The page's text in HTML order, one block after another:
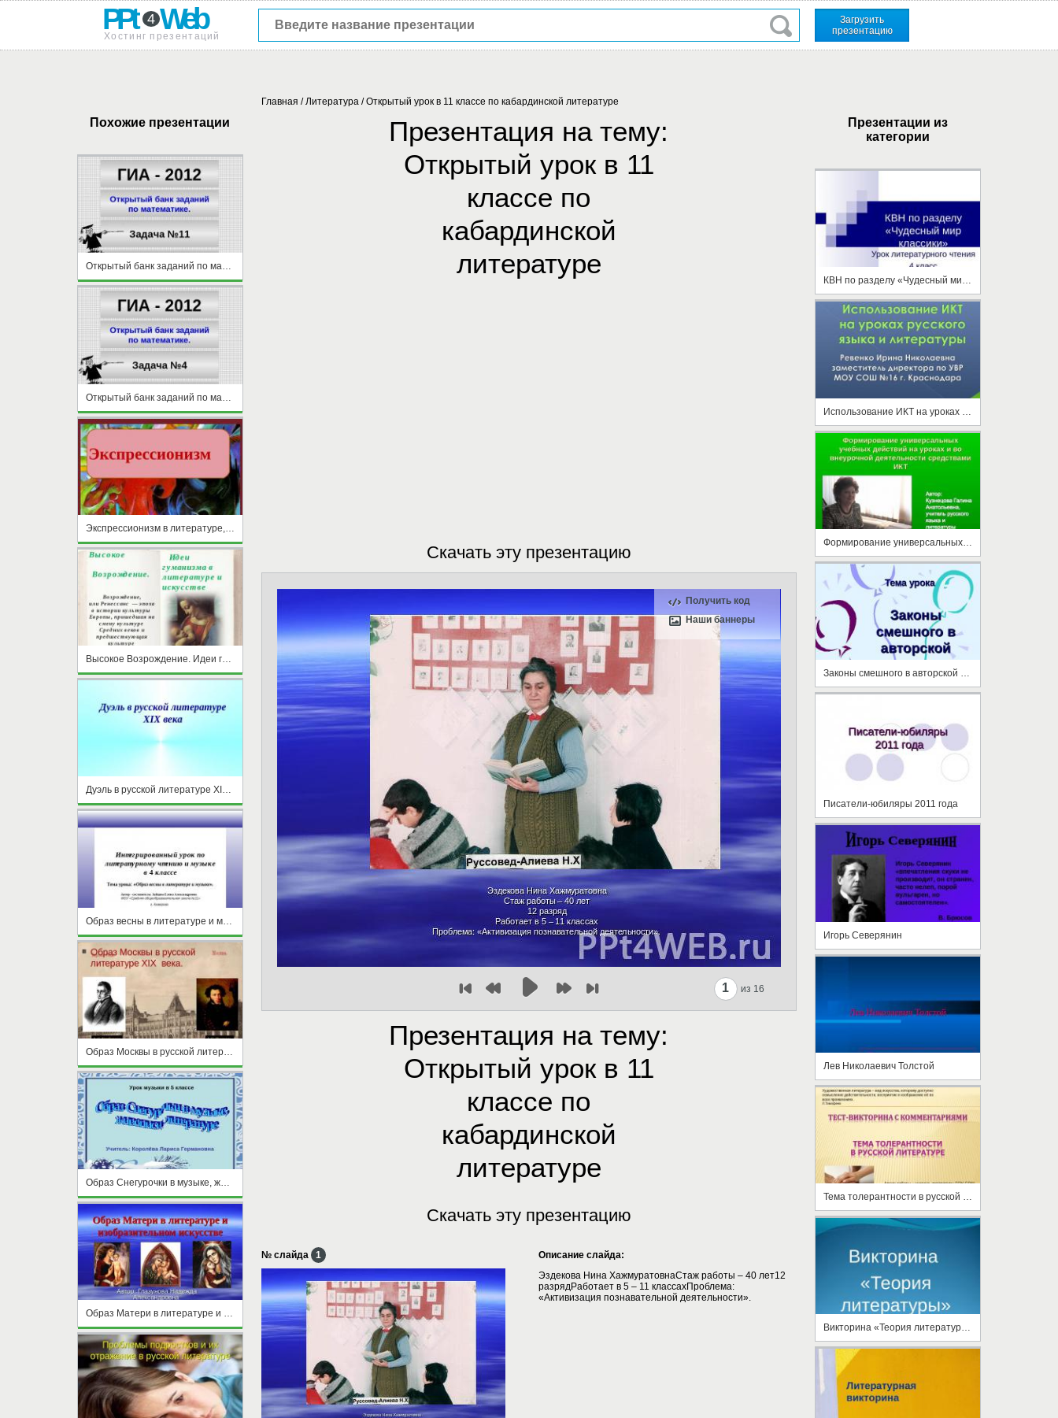
PPt 4 Web
Хостинг презентаций
Загрузить
презентацию
Похожие презентации
Открытый банк заданий по математике Задача №11
Высокое Возрождение. Идеи гуманизма в литературе и искусстве
Дуэль в русской литературе XIX века
Образ Москвы в русской литературе XIX века
Образ Снегурочки в музыке, живописи, литературе
Образ Матери в литературе и изобразительном искусстве
Главная /Литература /Открытый урок в 11 классе по кабардинской литературе
Презентация на тему:
Открытый урок в 11
классе по
кабардинской
литературе
Скачать эту презентацию
Получить код
Наши баннеры
1 из 16
Презентация на тему:
Открытый урок в 11
классе по
кабардинской
литературе
Скачать эту презентацию
№ слайда 1
Описание слайда:
Эздекова Нина ХажмуратовнаСтаж работы – 40 лет12
разрядРаботает в 5 – 11 классахПроблема:
«Активизация познавательной деятельности».
Презентации из
категории
КВН по разделу «Чудесный мир классики»
Законы смешного в авторской литературе
Писатели-юбиляры 2011 года
Игорь Северянин
Лев Николаевич Толстой
Тема толерантности в русской литературе
Викторина «Теория литературы»